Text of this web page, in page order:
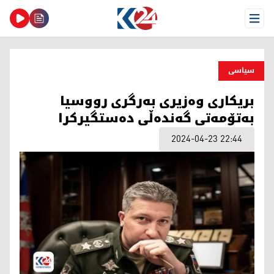
Open Menu
سیاسی
بریكاری وه‌زیری به‌رگری رووسیا
به‌تۆمه‌تی گه‌نده‌ڵی ده‌ستگیركرا
2024-04-23 22:44